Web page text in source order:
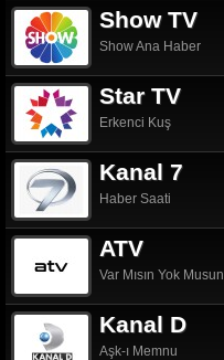
Show TV
Show Ana Haber
Star TV
Erkenci Kuş
Kanal 7
Haber Saati
ATV
Var Mısın Yok Musun
Kanal D
Aşk-ı Memnu